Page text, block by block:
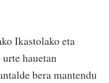
Ikastolako eta
hauetan
bera mantendu